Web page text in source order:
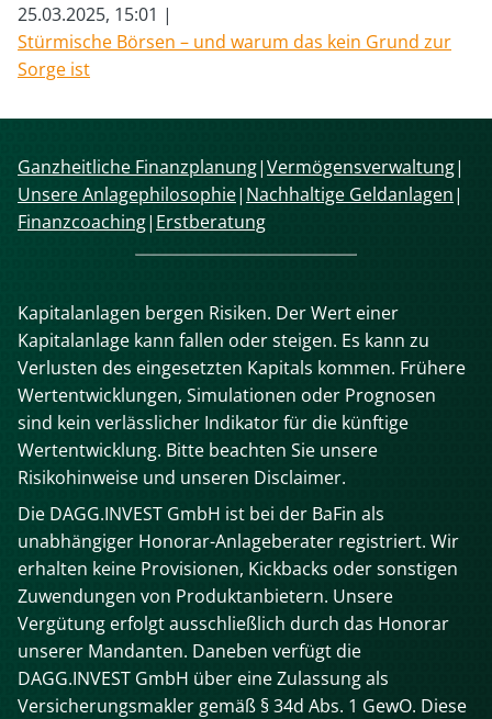
25.03.2025, 15:01
Stürmische Börsen – und warum das kein Grund zur
Sorge ist
Navigation
überspringen
Ganzheitliche Finanzplanung Vermögensverwaltung
Unsere Anlagephilosophie Nachhaltige Geldanlagen
Finanzcoaching Erstberatung
Kapitalanlagen bergen Risiken. Der Wert einer
Kapitalanlage kann fallen oder steigen. Es kann zu
Verlusten des eingesetzten Kapitals kommen. Frühere
Wertentwicklungen, Simulationen oder Prognosen
sind kein verlässlicher Indikator für die künftige
Wertentwicklung. Bitte beachten Sie unsere
Risikohinweise und unseren Disclaimer.
Die DAGG.INVEST GmbH ist bei der BaFin als
unabhängiger Honorar-Anlageberater registriert. Wir
erhalten keine Provisionen, Kickbacks oder sonstigen
Zuwendungen von Produktanbietern. Unsere
Vergütung erfolgt ausschließlich durch das Honorar
unserer Mandanten. Daneben verfügt die
DAGG.INVEST GmbH über eine Zulassung als
Versicherungsmakler gemäß § 34d Abs. 1 GewO. Diese